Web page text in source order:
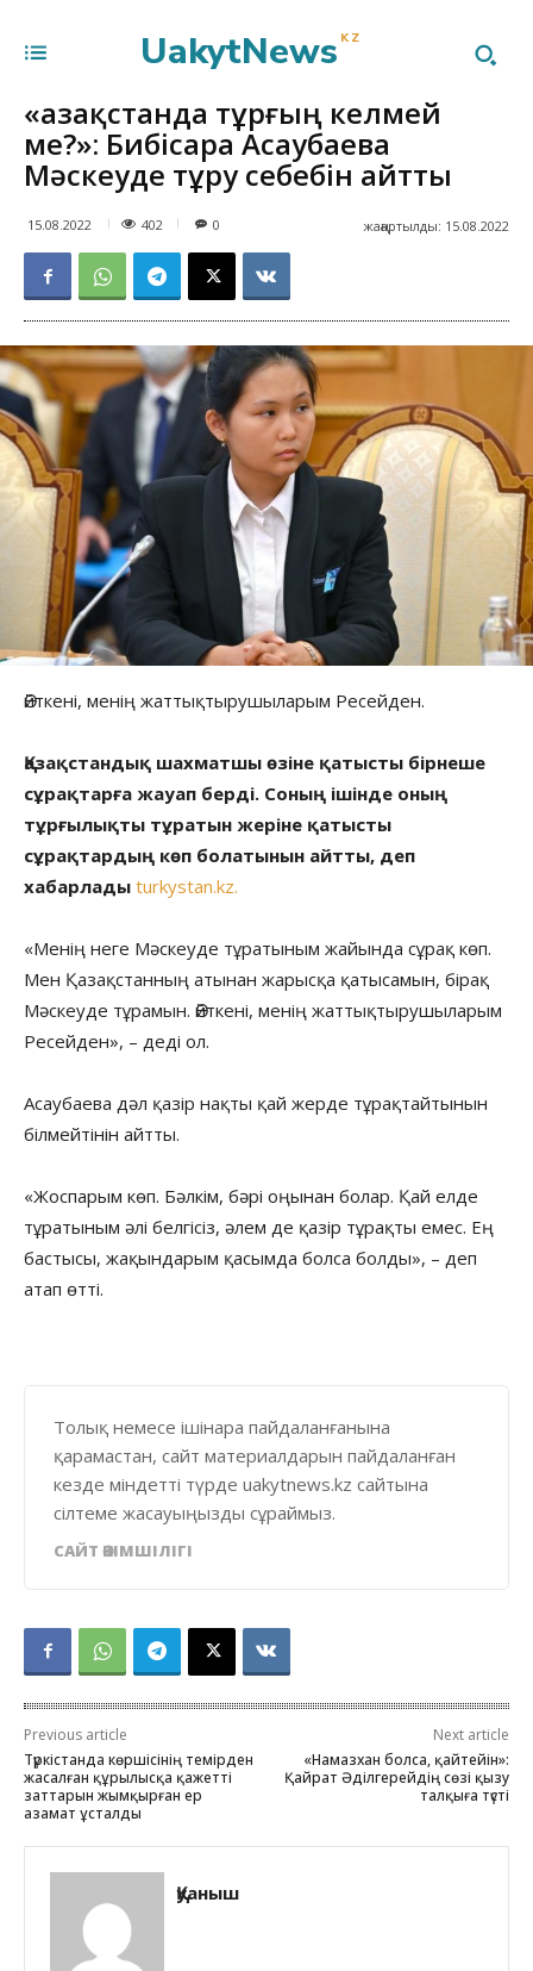
UakytNews KZ
«Қазақстанда тұрғың келмей
ме?»: Бибісара Асаубаева
Мәскеуде тұру себебін айтты
15.08.2022 402 жаңартылды: 15.08.2022
0
Өйткені, менің жаттықтырушыларым Ресейден.
Қазақстандық шахматшы өзіне қатысты бірнеше
сұрақтарға жауап берді. Соның ішінде оның
тұрғылықты тұратын жеріне қатысты
сұрақтардың көп болатынын айтты, деп
хабарлады turkystan.kz.
«Менің неге Мәскеуде тұратыным жайында сұрақ көп.
Мен Қазақстанның атынан жарысқа қатысамын, бірақ
Мәскеуде тұрамын. Өйткені, менің жаттықтырушыларым
Ресейден», – деді ол.
Асаубаева дәл қазір нақты қай жерде тұрақтайтынын
білмейтінін айтты.
«Жоспарым көп. Бәлкім, бәрі оңынан болар. Қай елде
тұратыным әлі белгісіз, әлем де қазір тұрақты емес. Ең
бастысы, жақындарым қасымда болса болды», – деп
атап өтті.
Толық немесе ішінара пайдаланғанына
қарамастан, сайт материалдарын пайдаланған
кезде міндетті түрде uakytnews.kz сайтына
сілтеме жасауыңызды сұраймыз.
САЙТ ӘКІМШІЛІГІ
Previous article
Түркістанда көршісінің темірден
жасалған құрылысқа қажетті
заттарын жымқырған ер
азамат ұсталды
Next article
«Намазхан болса, қайтейін»:
Қайрат Әділгерейдің сөзі қызу
талқыға түсті
Қуаныш